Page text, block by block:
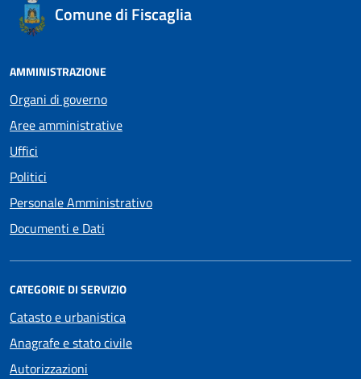
Comune di Fiscaglia
AMMINISTRAZIONE
Organi di governo
Aree amministrative
Uffici
Politici
Personale Amministrativo
Documenti e Dati
CATEGORIE DI SERVIZIO
Catasto e urbanistica
Anagrafe e stato civile
Autorizzazioni